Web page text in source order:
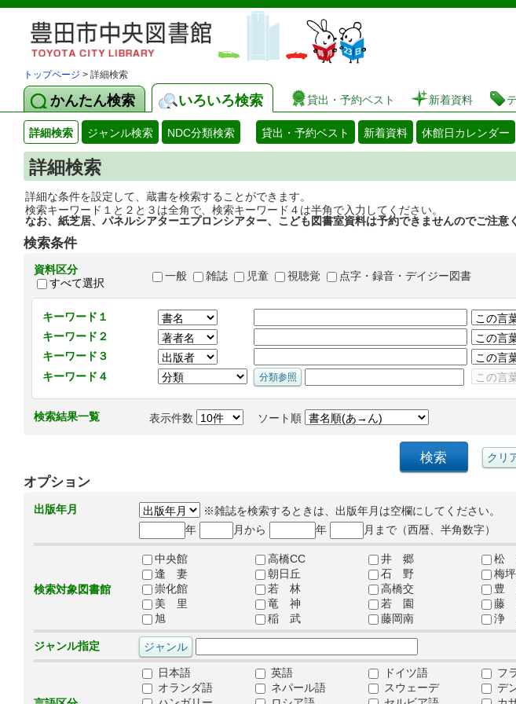
図書館 蔵書検索・予約シス
トップページ > 詳細検索
かんたん検索 いろいろ検索 貸出・予約ベスト 新着資料
詳細検索 ジャンル検索 NDC分類検索 貸出・予約ベスト 新着資料 休館日カレンダー
詳細検索
詳細な条件を設定して、蔵書を検索することができます。
検索キーワード１と２と３は全角で、検索キーワード４は半角で入力してください。
なお、紙芝居、パネルシアターエプロンシアター、こども図書室資料は予約できませんのでご注意
検索条件
資料区分
すべて選択
一般 雑誌 児童 視聴覚 点字・録音・デイジー図書
キーワード１
キーワード２
キーワード３
キーワード４
検索結果一覧 表示件数 ソート順
オプション
出版年月
※雑誌を検索するときは、出版年月は空欄にしてください。
年
月から 年 月まで（西暦、半角数字）
検索対象図書館
中央館 高橋CC 井 郷 松
逢 妻
朝日丘 石 野 梅
崇化館
若 林 高橋交 豊
美 里
竜 神 若 園 藤
旭
稲 武 藤岡南 浄
ジャンル指定
日本語 英語 ドイツ語 フ
オランダ語
ネパール語 スウェーデ デ